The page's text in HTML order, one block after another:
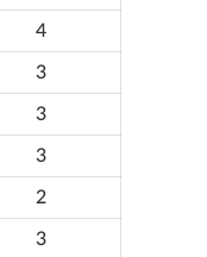
4
3
3
3
2
3